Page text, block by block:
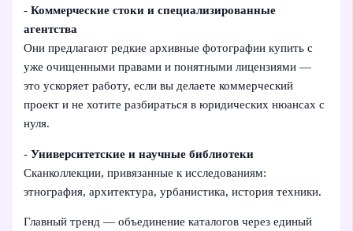
-Коммерческие стоки и специализированные
агентства
Они предлагают редкие архивные фотографии купить с
уже очищенными правами и понятными лицензиями —
это ускоряет работу, если вы делаете коммерческий
проект и не хотите разбираться в юридических нюансах с
нуля.
-Университетские и научные библиотеки
Сканколлекции, привязанные к исследованиям:
этнография, архитектура, урбанистика, история техники.
Главный тренд — объединение каталогов через единый